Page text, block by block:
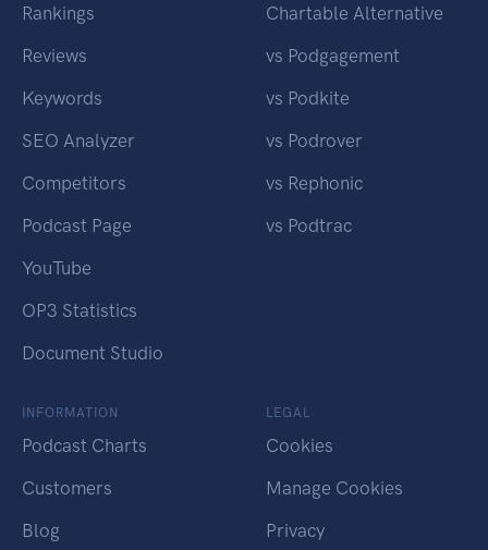
Rankings
Reviews
Keywords
SEO Analyzer
Competitors
Podcast Page
YouTube
OP3 Statistics
Document Studio
Chartable Alternative
vs Podgagement
vs Podkite
vs Podrover
vs Rephonic
vs Podtrac
INFORMATION
Podcast Charts
Customers
Blog
LEGAL
Cookies
Manage Cookies
Privacy